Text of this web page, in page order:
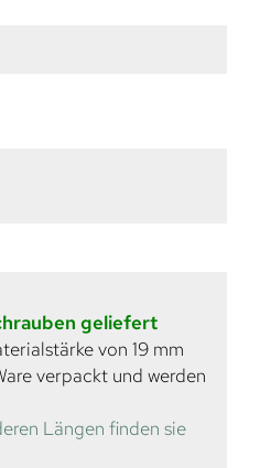
geliefert
von 19 mm
verpackt und werden
Längen finden sie